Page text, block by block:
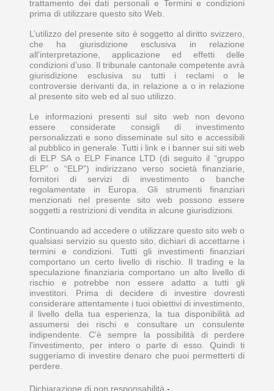
trattamento dei dati personali e Termini e condizioni
prima di utilizzare questo sito Web.
L’utilizzo del presente sito è soggetto al diritto svizzero,
che ha giurisdizione esclusiva in relazione
all’interpretazione, applicazione ed effetti delle
condizioni d’uso. Il tribunale cantonale competente avrà
giurisdizione esclusiva su tutti i reclami o le
controversie derivanti da, in relazione a o in relazione
al presente sito web ed al suo utilizzo.
Le informazioni presenti sul sito web non devono
essere considerate consigli di investimento
personalizzati e sono disseminate sul sito e accessibili
al pubblico in generale. Tutti i link e i banner sui siti web
di ELP SA o ELP Finance LTD (di seguito il “gruppo
ELP” o “ELP”) indirizzano verso società finanziarie,
fornitori di servizi di investimento o banche
regolamentate in Europa. Gli strumenti finanziari
menzionati nel presente sito web possono essere
soggetti a restrizioni di vendita in alcune giurisdizioni.
Continuando ad accedere o utilizzare questo sito web o
qualsiasi servizio su questo sito, dichiari di accettarne i
termini e condizioni. Tutti gli investimenti finanziari
comportano un certo livello di rischio. Il trading e la
speculazione finanziaria comportano un alto livello di
rischio e potrebbe non essere adatto a tutti gli
investitori. Prima di decidere di investire dovresti
considerare attentamente i tuoi obiettivi di investimento,
il livello della tua esperienza, la tua disponibilità ad
assumersi dei rischi e consultare un consulente
indipendente. C'è sempre la possibilità di perdere
l'investimento, per intero o parte di esso. Quindi ti
suggeriamo di investire denaro che puoi permetterti di
perdere.
Dichiarazione di non responsabilità -